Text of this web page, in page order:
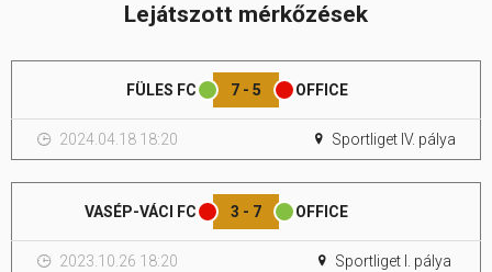
Szállás
Sport
Szabadidő
Hasznos
Lejátszott mérkőzések
FÜLES FC 7 - 5 OFFICE
2024.04.18 18:20 Sportliget IV. pálya
VASÉP-VÁCI FC 3 - 7 OFFICE
2023.10.26 18:20 Sportliget I. pálya